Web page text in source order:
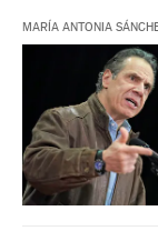
MARÍA ANTONIA